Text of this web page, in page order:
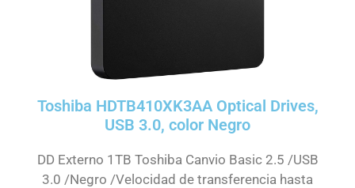
Toshiba HDTB410XK3AA Optical Drives,
USB 3.0, color Negro
DD Externo 1TB Toshiba Canvio Basic 2.5 /USB
3.0 /Negro /Velocidad de transferencia hasta